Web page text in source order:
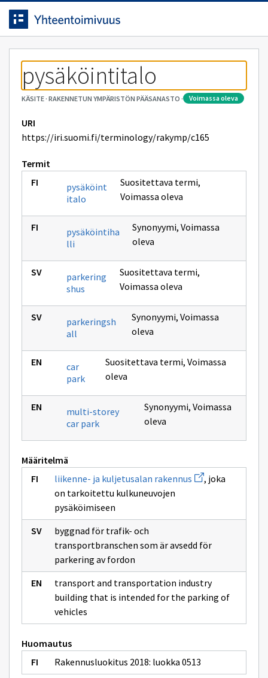
Siirrytty
sivulle
Siirry suoraan sisältöön.
pysäköintitalo
KÄSITE· RAKENNETUN YMPÄRISTÖN PÄÄSANASTO · voimassa oleva
URI
https://iri.suomi.fi/terminology/rakymp/c165
Termit
pysäköint
italo
Suositettava termi,
Voimassa oleva
pysäköintiha
lli
Synonyymi,Voimassa
oleva
parkering
shus
Suositettava termi,
Voimassa oleva
parkeringsh
all
Synonyymi,Voimassa
oleva
car
park
Suositettava termi, Voimassa
oleva
multi-storey
car park
Synonyymi, Voimassa
oleva
Määritelmä
liikenne- ja kuljetusalan rakennus Avaa
uuden
ja
rakennus
, joka
on tarkoitettu kulkuneuvojen
pysäköimiseen
byggnad för trafik- och
transportbranschen som är avsedd för
parkering av fordon
transport and transportation industry
building that is intended for the parking of
vehicles
Huomautus
Rakennusluokitus 2018: luokka 0513